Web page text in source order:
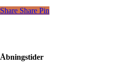
Share Share Pin
Åbningstider